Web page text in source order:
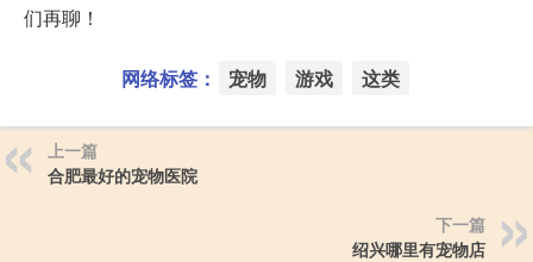
们再聊！
网络标签： 宠物 游戏 这类
上一篇
合肥最好的宠物医院
下一篇
绍兴哪里有宠物店